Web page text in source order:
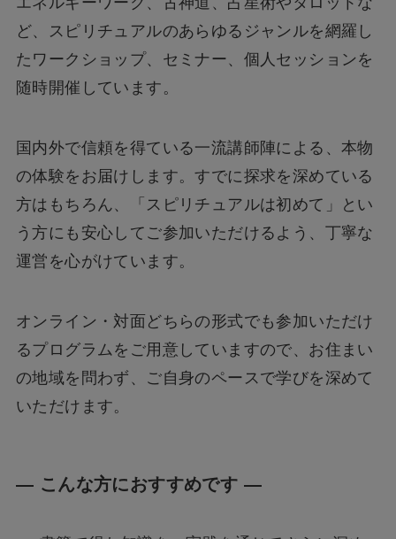
ど、スピリチュアルのあらゆるジャンルを網羅し
たワークショップ、セミナー、個人セッションを
随時開催しています。
国内外で信頼を得ている一流講師陣による、本物
の体験をお届けします。すでに探求を深めている
方はもちろん、「スピリチュアルは初めて」とい
う方にも安心してご参加いただけるよう、丁寧な
運営を心がけています。
オンライン・対面どちらの形式でも参加いただけ
るプログラムをご用意していますので、お住まい
の地域を問わず、ご自身のペースで学びを深めて
いただけます。
― こんな方におすすめです ―